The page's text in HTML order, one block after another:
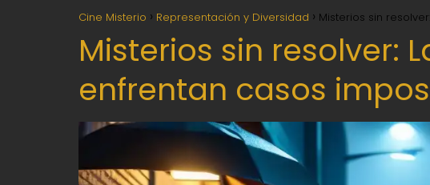
Cine Misterio Representación y Diversidad Misterios sin
Misterios sin resolver:
enfrentan casos